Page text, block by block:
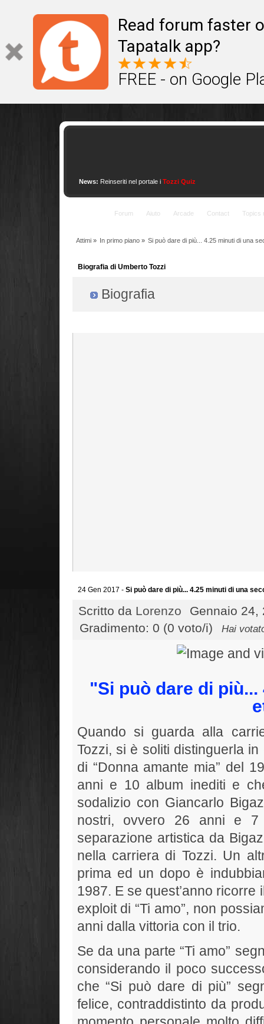
Read forum faster
Tapatalk app?
FREE - on Google
News: Reinseriti nel portale i Tozzi Quiz
Forum Aiuto Arcade Contact Topics
Attimi» In primo piano » Si può dare di più... 4.25 minuti di una
Biografia di Umberto Tozzi
Biografia
24 Gen 2017 - Si può dare di più... 4.25 minuti di una
Scritto da Lorenzo
Gennaio 24,
Gradimento: 0 (0 voto/i)
Hai
"Si può dare di
Quando si guarda alla
Tozzi, si è soliti distinguerla
di “Donna amante mia” del
anni e 10 album inediti e
sodalizio con Giancarlo
nostri, ovvero 26 anni e 7
separazione artistica da
nella carriera di Tozzi. Un
prima ed un dopo è
1987. E se quest’anno
exploit di “Ti amo”, non
anni dalla vittoria con il trio.
Se da una parte “Ti amo”
considerando il poco
che “Si può dare di più”
felice, contraddistinto da